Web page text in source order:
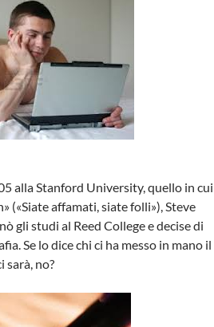
alla Stanford University, quello in cui
(«Siate affamati, siate folli»), Steve
gli studi al Reed College e decise di
Se lo dice chi ci ha messo in mano il
sarà, no?